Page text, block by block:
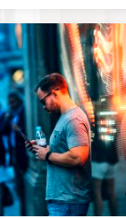
de Lebrija, tras el
ÁLVARO
ROMERO